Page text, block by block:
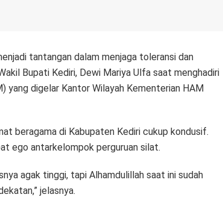
tantangan dalam menjaga toleransi dan
Bupati Kediri, Dewi Mariya Ulfa saat menghadiri
yang digelar Kantor Wilayah Kementerian HAM
beragama di Kabupaten Kediri cukup kondusif.
ego antarkelompok perguruan silat.
agak tinggi, tapi Alhamdulillah saat ini sudah
jelasnya.